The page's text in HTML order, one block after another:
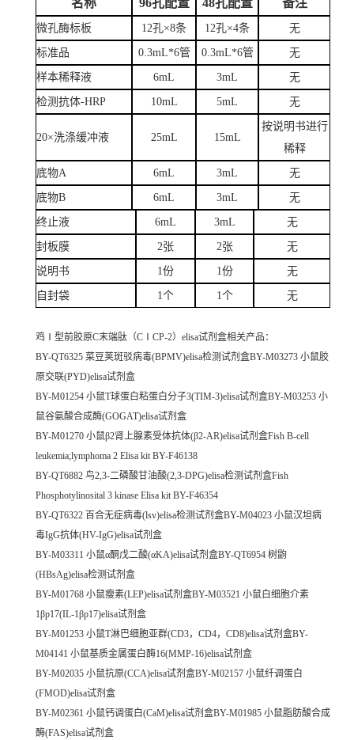
微孔酶标板 12孔×8条 12孔×4条 无
标准品 0.3mL*6管 0.3mL*6管 无
样本稀释液 6mL 3mL 无
检测抗体-HRP 10mL 5mL 无
20×洗涤缓冲液 25mL 15mL
按说明书进行
稀释
底物A 6mL 3mL 无
底物B 6mL 3mL 无
终止液 6mL 3mL 无
封板膜 2张 2张 无
说明书 1份 1份 无
自封袋 1个 1个 无
鸡Ⅰ型前胶原C末端肽（CⅠCP-2）elisa试剂盒相关产品：
BY-QT6325 菜豆荚斑驳病毒(BPMV)elisa检测试剂盒BY-M03273 小鼠胶
原交联(PYD)elisa试剂盒
BY-M01254 小鼠T球蛋白粘蛋白分子3(TIM-3)elisa试剂盒BY-M03253 小
鼠谷氨酸合成酶(GOGAT)elisa试剂盒
BY-M01270 小鼠β2肾上腺素受体抗体(β2-AR)elisa试剂盒Fish B-cell
leukemia;lymphoma 2 Elisa kit BY-F46138
BY-QT6882 鸟2,3-二磷酸甘油酸(2,3-DPG)elisa检测试剂盒Fish
Phosphotylinosital 3 kinase Elisa kit BY-F46354
BY-QT6322 百合无症病毒(lsv)elisa检测试剂盒BY-M04023 小鼠汉坦病
毒IgG抗体(HV-IgG)elisa试剂盒
BY-M03311 小鼠α酮戊二酸(αKA)elisa试剂盒BY-QT6954 树鼩
(HBsAg)elisa检测试剂盒
BY-M01768 小鼠瘦素(LEP)elisa试剂盒BY-M03521 小鼠白细胞介素
1βp17(IL-1βp17)elisa试剂盒
BY-M01253 小鼠T淋巴细胞亚群(CD3，CD4，CD8)elisa试剂盒BY-
M04141 小鼠基质金属蛋白酶16(MMP-16)elisa试剂盒
BY-M02035 小鼠抗原(CCA)elisa试剂盒BY-M02157 小鼠纤调蛋白
(FMOD)elisa试剂盒
BY-M02361 小鼠钙调蛋白(CaM)elisa试剂盒BY-M01985 小鼠脂肪酸合成
酶(FAS)elisa试剂盒